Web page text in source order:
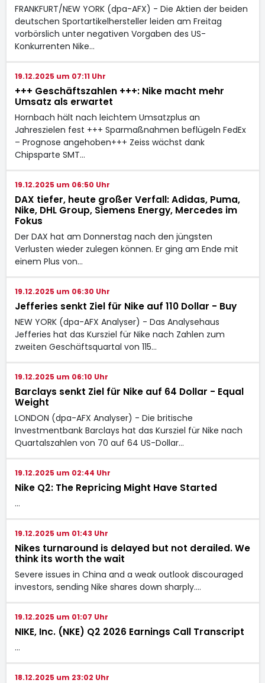
FRANKFURT/NEW YORK (dpa-AFX) - Die Aktien der beiden
deutschen Sportartikelhersteller leiden am Freitag
vorbörslich unter negativen Vorgaben des US-
Konkurrenten Nike…
19.12.2025 um 07:11 Uhr
+++ Geschäftszahlen +++: Nike macht mehr
Umsatz als erwartet
Hornbach hält nach leichtem Umsatzplus an
Jahreszielen fest +++ Sparmaßnahmen beflügeln FedEx
– Prognose angehoben+++ Zeiss wächst dank
Chipsparte SMT…
19.12.2025 um 06:50 Uhr
DAX tiefer, heute großer Verfall: Adidas, Puma,
Nike, DHL Group, Siemens Energy, Mercedes im
Fokus
Der DAX hat am Donnerstag nach den jüngsten
Verlusten wieder zulegen können. Er ging am Ende mit
einem Plus von…
19.12.2025 um 06:30 Uhr
Jefferies senkt Ziel für Nike auf 110 Dollar - Buy
NEW YORK (dpa-AFX Analyser) - Das Analysehaus
Jefferies hat das Kursziel für Nike nach Zahlen zum
zweiten Geschäftsquartal von 115…
19.12.2025 um 06:10 Uhr
Barclays senkt Ziel für Nike auf 64 Dollar - Equal
Weight
LONDON (dpa-AFX Analyser) - Die britische
Investmentbank Barclays hat das Kursziel für Nike nach
Quartalszahlen von 70 auf 64 US-Dollar…
19.12.2025 um 02:44 Uhr
Nike Q2: The Repricing Might Have Started
…
19.12.2025 um 01:43 Uhr
Nikes turnaround is delayed but not derailed. We
think its worth the wait
Severe issues in China and a weak outlook discouraged
investors, sending Nike shares down sharply.…
19.12.2025 um 01:07 Uhr
NIKE, Inc. (NKE) Q2 2026 Earnings Call Transcript
…
18.12.2025 um 23:02 Uhr